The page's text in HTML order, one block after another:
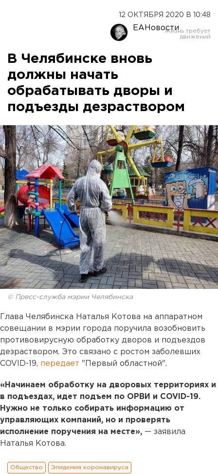
12 ОКТЯБРЯ 2020 В 10:48
ЕАНовости
В Челябинске вновь
должны начать
обрабатывать дворы и
подъезды дезраствором
© Пресс-служба мэрии Челябинска
Глава Челябинска Наталья Котова на аппаратном
совещании в мэрии города поручила возобновить
противовирусную обработку дворов и подъездов
дезраствором. Это связано с ростом заболевших
COVID-19, передает "Первый областной".
«Начинаем обработку на дворовых территориях и
в подъездах, идет подъем по ОРВИ и COVID-19.
Нужно не только собирать информацию от
управляющих компаний, но и проверять
исполнение поручения на месте», — заявила
Наталья Котова.
Общество Эпидемия коронавируса